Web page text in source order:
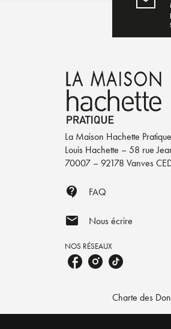
La Maison Hachette
Louis Hachette – 58 rue
70007 – 92178 Vanves
contact_support FAQ
mail Nous écrire
NOS RÉSEAUX
Charte des